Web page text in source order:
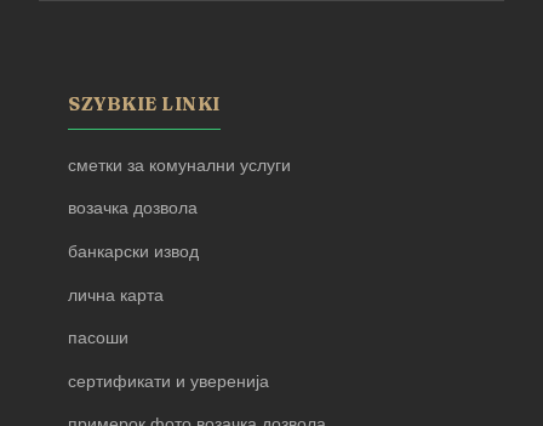
SZYBKIE LINKI
сметки за комунални услуги
возачка дозвола
банкарски извод
лична карта
пасоши
сертификати и уверенија